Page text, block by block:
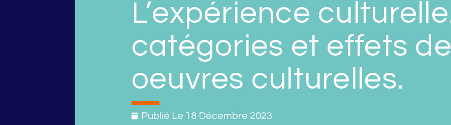
L’expérience
catégories et effets
oeuvres culturelles.
Publié Le 18 Décembre 2023